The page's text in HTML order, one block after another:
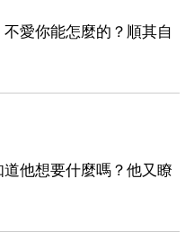
愛你能怎麼的？順其自
他想要什麼嗎？他又瞭